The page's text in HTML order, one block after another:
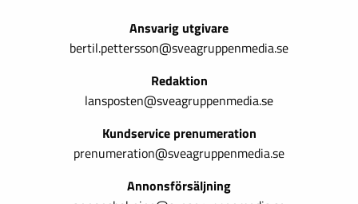
Ansvarig utgivare
bertil.pettersson@sveagruppenmedia.se
Redaktion
lansposten@sveagruppenmedia.se
Kundservice prenumeration
prenumeration@sveagruppenmedia.se
Annonsförsäljning